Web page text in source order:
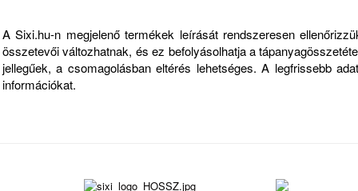
A Sixi.hu-n megjelenő termékek leírását rendszeresen
összetevői változhatnak, és ez befolyásolhatja a
jellegűek, a csomagolásban eltérés lehetséges. A legfrissebb
információkat.